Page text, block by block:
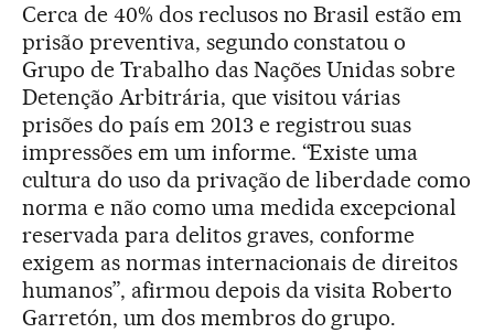
Cerca de 40% dos reclusos no Brasil estão em
prisão preventiva, segundo constatou o
Grupo de Trabalho das Nações Unidas sobre
Detenção Arbitrária, que visitou várias
prisões do país em 2013 e registrou suas
impressões em um informe. “Existe uma
cultura do uso da privação de liberdade como
norma e não como uma medida excepcional
reservada para delitos graves, conforme
exigem as normas internacionais de direitos
humanos”, afirmou depois da visita Roberto
Garretón, um dos membros do grupo.